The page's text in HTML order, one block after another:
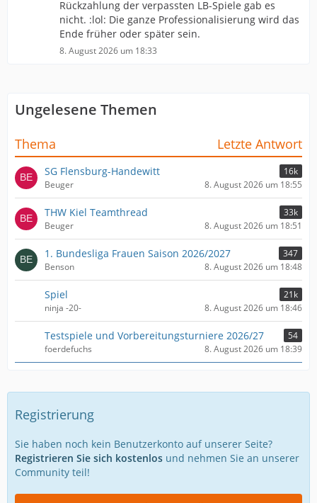
Rückzahlung der verpassten LB-Spiele gab es
nicht. :lol: Die ganze Professionalisierung wird das
Ende früher oder später sein.
8. August 2026 um 18:33
Ungelesene Themen
Thema Letzte Antwort
SG Flensburg-Handewitt
16k
Beuger
8. August 2026 um 18:55
THW Kiel Teamthread
33k
Beuger
8. August 2026 um 18:51
1. Bundesliga Frauen Saison 2026/2027
347
Benson
8. August 2026 um 18:48
Spiel
21k
ninja -20-
8. August 2026 um 18:46
Testspiele und Vorbereitungsturniere 2026/27
54
foerdefuchs
8. August 2026 um 18:39
Registrierung
Sie haben noch kein Benutzerkonto auf unserer Seite?
Registrieren Sie sich kostenlos und nehmen Sie an unserer
Community teil!